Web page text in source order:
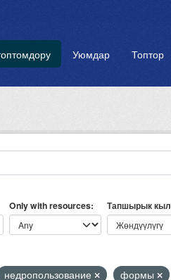
Уюмдар Топтор
Only with resources Тапшырык кыл
недропользование формы